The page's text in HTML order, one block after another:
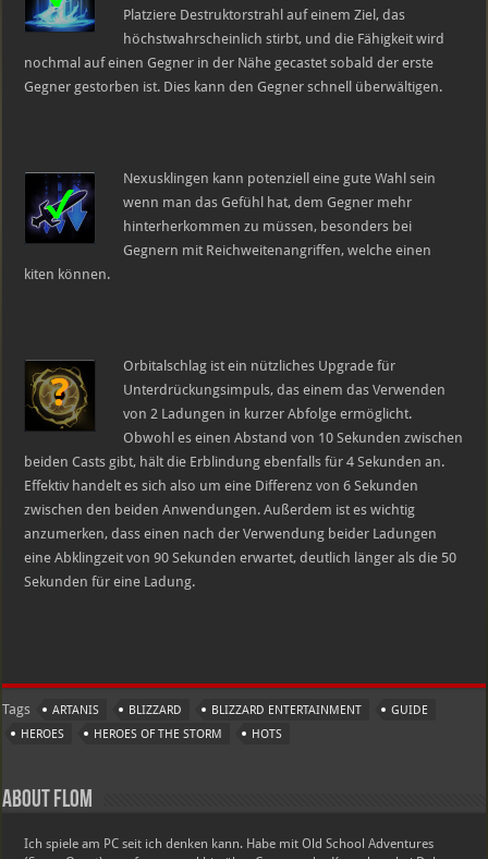
Platziere Destruktorstrahl auf einem Ziel, das
höchstwahrscheinlich stirbt, und die Fähigkeit wird
nochmal auf einen Gegner in der Nähe gecastet sobald der erste
Gegner gestorben ist. Dies kann den Gegner schnell überwältigen.
Nexusklingen kann potenziell eine gute Wahl sein
wenn man das Gefühl hat, dem Gegner mehr
hinterherkommen zu müssen, besonders bei
Gegnern mit Reichweitenangriffen, welche einen
kiten können.
Orbitalschlag ist ein nützliches Upgrade für
Unterdrückungsimpuls, das einem das Verwenden
von 2 Ladungen in kurzer Abfolge ermöglicht.
Obwohl es einen Abstand von 10 Sekunden zwischen
beiden Casts gibt, hält die Erblindung ebenfalls für 4 Sekunden an.
Effektiv handelt es sich also um eine Differenz von 6 Sekunden
zwischen den beiden Anwendungen. Außerdem ist es wichtig
anzumerken, dass einen nach der Verwendung beider Ladungen
eine Abklingzeit von 90 Sekunden erwartet, deutlich länger als die 50
Sekunden für eine Ladung.
Tags ARTANIS BLIZZARD BLIZZARD ENTERTAINMENT
GUIDE
HEROES
HEROES OF THE STORM HOTS
About Flom
Ich spiele am PC seit ich denken kann. Habe mit Old School Adventures